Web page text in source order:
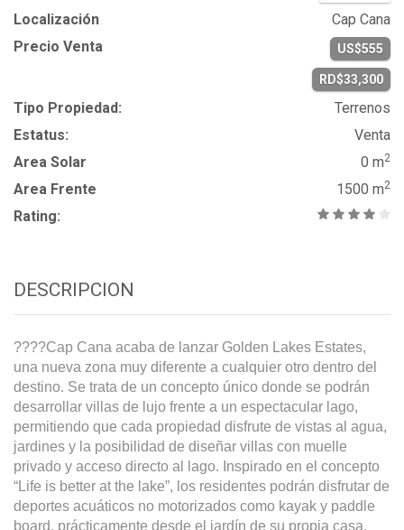
Localización
Cap Cana
Precio Venta
US$555
RD$33,300
Tipo Propiedad:
Terrenos
Estatus:
Venta
Area Solar
0 m2
Area Frente 1500 m2
Rating:
DESCRIPCION
????Cap Cana acaba de lanzar Golden Lakes Estates,
una nueva zona muy diferente a cualquier otro dentro del
destino. Se trata de un concepto único donde se podrán
desarrollar villas de lujo frente a un espectacular lago,
permitiendo que cada propiedad disfrute de vistas al agua,
jardines y la posibilidad de diseñar villas con muelle
privado y acceso directo al lago. Inspirado en el concepto
“Life is better at the lake”, los residentes podrán disfrutar de
deportes acuáticos no motorizados como kayak y paddle
board, prácticamente desde el jardín de su propia casa.